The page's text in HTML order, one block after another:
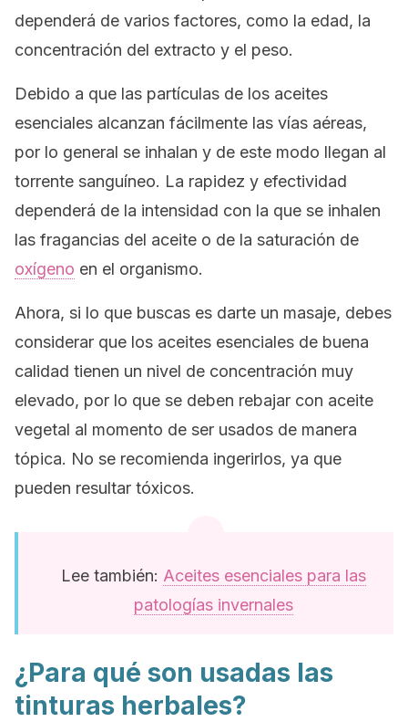
dependerá de varios factores, como la edad, la
concentración del extracto y el peso.
Debido a que las partículas de los aceites
esenciales alcanzan fácilmente las vías aéreas,
por lo general se inhalan y de este modo llegan al
torrente sanguíneo. La rapidez y efectividad
dependerá de la intensidad con la que se inhalen
las fragancias del aceite o de la saturación de
oxígeno en el organismo.
Ahora, si lo que buscas es darte un masaje, debes
considerar que los aceites esenciales de buena
calidad tienen un nivel de concentración muy
elevado, por lo que se deben rebajar con aceite
vegetal al momento de ser usados de manera
tópica. No se recomienda ingerirlos, ya que
pueden resultar tóxicos.
Lee también: Aceites esenciales para las
patologías invernales
¿Para qué son usadas las
tinturas herbales?